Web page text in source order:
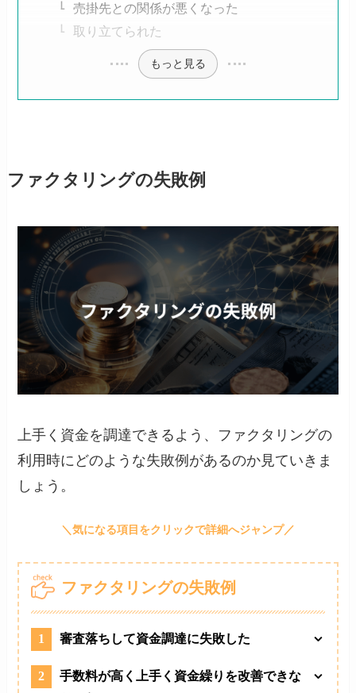
売掛先との関係が悪くなった
取り立てられた
もっと見る
ファクタリングの失敗例
上手く資金を調達できるよう、ファクタリングの
利用時にどのような失敗例があるのか見ていきま
しょう。
ファクタリングの失敗例
1 審査落ちして資金調達に失敗した
2
手数料が高く上手く資金繰りを改善できな